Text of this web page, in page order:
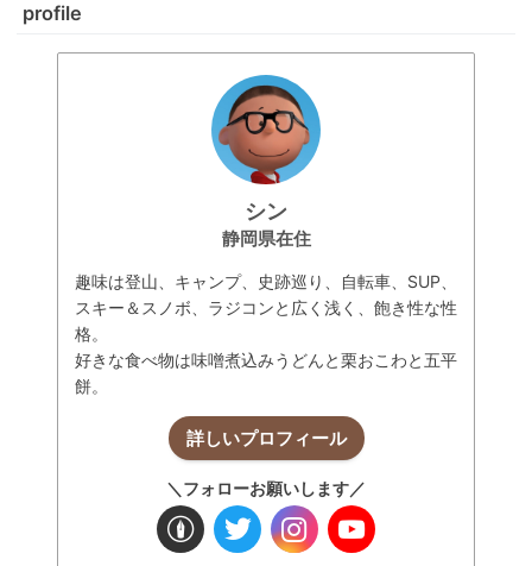
profile
シン
静岡県在住
趣味は登山、キャンプ、史跡巡り、自転車、SUP、
スキー＆スノボ、ラジコンと広く浅く、飽き性な性
格。
好きな食べ物は味噌煮込みうどんと栗おこわと五平
餅。
詳しいプロフィール
＼フォローお願いします／